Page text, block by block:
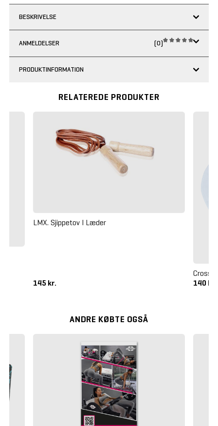
BESKRIVELSE
ANMELDELSER (0)
PRODUKTINFORMATION
RELATEREDE PRODUKTER
LMX. Sjippetov I Læder
145 kr.
140 kr.
ANDRE KØBTE OGSÅ